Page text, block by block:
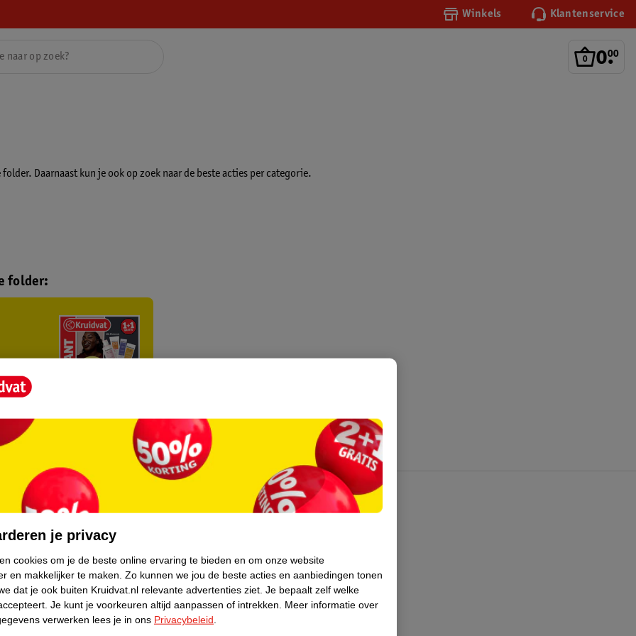
Winkels Klantenservice
0.
00
Daarnaast kun je ook op zoek naar de beste acties per categorie.
folder:
Over Kruidvat
Pers
Winkelformule
Bedrijfsgegevens
je privacy
cookies om je de beste online ervaring te bieden en om onze website
en makkelijker te maken. Zo kunnen we jou de beste acties en aanbiedingen tonen
dat je ook buiten Kruidvat.nl relevante advertenties ziet. Je bepaalt zelf welke
Je kunt je voorkeuren altijd aanpassen of intrekken.
Meer informatie over
verwerken lees je in ons Privacybeleid